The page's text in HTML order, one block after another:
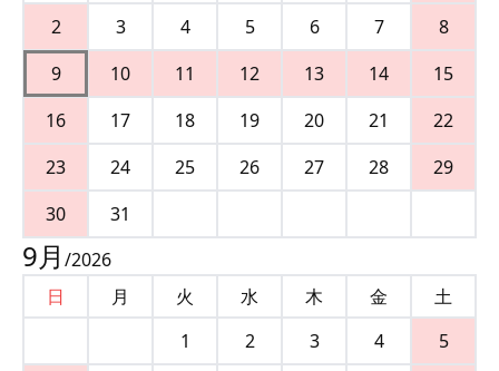
2
3 4 5 6 7
8
9
10 11 12 13 14
15
16
17 18 19 20 21
22
23
24 25 26 27 28
29
30
31
9月 /2026
日
月 火 水 木 金
土
1
2 3 4
5